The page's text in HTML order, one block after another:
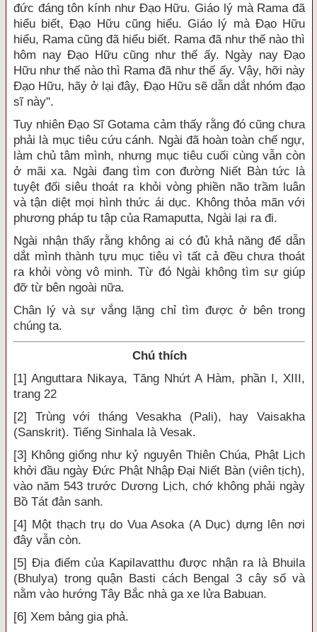
đức đáng tôn kính như Đạo Hữu. Giáo lý mà Rama đã
hiểu biết, Đạo Hữu cũng hiểu. Giáo lý mà Đạo Hữu
hiểu, Rama cũng đã hiểu biết. Rama đã như thế nào thì
hôm nay Đạo Hữu cũng như thế ấy. Ngày nay Đạo
Hữu như thế nào thì Rama đã như thế ấy. Vậy, hỡi này
Đạo Hữu, hãy ở lại đây, Đạo Hữu sẽ dẫn dắt nhóm đạo
sĩ này".
Tuy nhiên Đạo Sĩ Gotama cảm thấy rằng đó cũng chưa
phải là mục tiêu cứu cánh. Ngài đã hoàn toàn chế ngự,
làm chủ tâm mình, nhưng mục tiêu cuối cùng vẫn còn
ở mãi xa. Ngài đang tìm con đường Niết Bàn tức là
tuyệt đối siêu thoát ra khỏi vòng phiền não trầm luân
và tận diệt mọi hình thức ái dục. Không thỏa mãn với
phương pháp tu tập của Ramaputta, Ngài lại ra đi.
Ngài nhận thấy rằng không ai có đủ khả năng để dẫn
dắt mình thành tựu mục tiêu vì tất cả đều chưa thoát
ra khỏi vòng vô minh. Từ đó Ngài không tìm sự giúp
đỡ từ bên ngoài nữa.
Chân lý và sự vắng lặng chỉ tìm được ở bên trong
chúng ta.
Chú thích
[1] Anguttara Nikaya, Tăng Nhứt A Hàm, phần I, XIII,
trang 22
[2] Trùng với tháng Vesakha (Pali), hay Vaisakha
(Sanskrit). Tiếng Sinhala là Vesak.
[3] Không giống như kỷ nguyên Thiên Chúa, Phật Lịch
khởi đầu ngày Đức Phật Nhập Đại Niết Bàn (viên tịch),
vào năm 543 trước Dương Lịch, chớ không phải ngày
Bồ Tát đản sanh.
[4] Một thạch trụ do Vua Asoka (A Dục) dựng lên nơi
đây vẫn còn.
[5] Địa điểm của Kapilavatthu được nhận ra là Bhuila
(Bhulya) trong quận Basti cách Bengal 3 cây số và
nằm vào hướng Tây Bắc nhà ga xe lửa Babuan.
[6] Xem bảng gia phả.